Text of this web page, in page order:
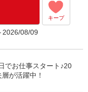
キープ
2026/08/09
でお仕事スタート♪20
が活躍中！